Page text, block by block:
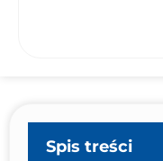
Spis treści